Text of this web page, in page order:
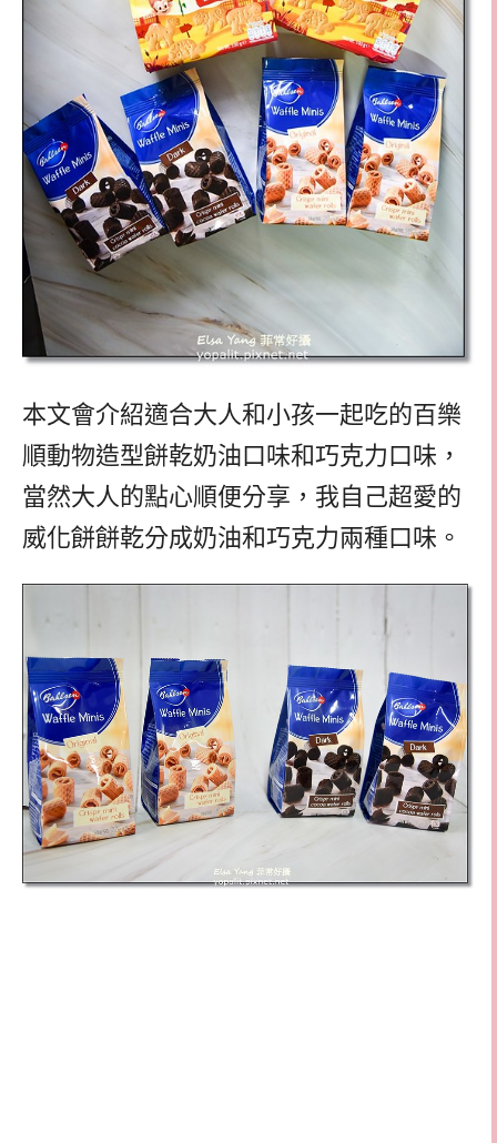
本文會介紹適合大人和小孩一起吃的百樂
順動物造型餅乾奶油口味和巧克力口味，
當然大人的點心順便分享，我自己超愛的
威化餅餅乾分成奶油和巧克力兩種口味。